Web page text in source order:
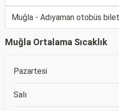
Muğla - Adıyaman otobüs
Muğla Ortalama Sıcaklık
Pazartesi
Salı